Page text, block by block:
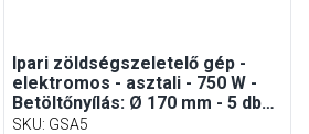
Ipari zöldségszeletelő gép -
elektromos - asztali - 750 W -
Betöltőnyílás: Ø 170 mm - 5 db
vágó- és reszelőtárcsával
SKU: GSA5